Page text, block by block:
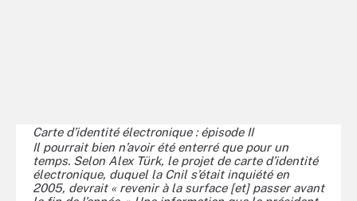
Carte d’identité électronique : épisode II
Il pourrait bien n’avoir été enterré que pour un
temps. Selon Alex Türk, le projet de carte d’identité
électronique, duquel la Cnil s’était inquiété en
2005, devrait « revenir à la surface [et] passer avant